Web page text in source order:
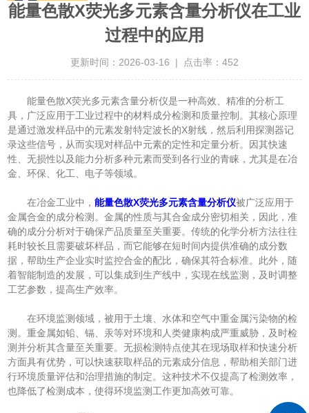
能量色散X荧光多元素含量分析仪在工业
过程中的应用
更新时间：2026-03-16 | 点击率：452
能量色散X荧光多元素含量分析仪是一种高效、精准的分析工
具，广泛应用于工业过程中的材料成分检测和质量控制。其核心原理
是通过激发样品中的元素发射特定波长的X射线，然后利用探测器记
录这些信号，从而实现对样品中元素的定性和定量分析。因其快速
性、无损性以及能力分析多种元素而受到各行业的青睐，尤其是在冶
金、环保、化工、电子等领域。
在冶金工业中，能量色散X荧光多元素含量分析仪被广泛应用于
金属合金的成分检测。金属的性质与其合金成分密切相关，因此，准
确的成分分析对于确保产品质量至关重要。传统的化学分析方法往往
耗时较长且需要破坏样品，而它能够在短时间内提供准确的成分数
据，帮助生产企业实时监控合金的配比，确保其符合标准。此外，随
着智能制造的发展，可以集成到生产线中，实现在线监测，及时调整
工艺参数，提高生产效率。
在环境监测领域，被用于土壤、水体和空气中重金属污染物的检
测。重金属如铅、镉、汞等对环境和人类健康构成严重威胁，及时检
测并分析其含量至关重要。无损检测特点使其在现场取样和快速分析
方面具有优势，可以快速获取样品的元素成分信息，帮助相关部门进
行环境质量评估和治理措施的制定。这种技术不仅提高了检测效率，
也降低了检测成本，使得环境监测工作更加高效可靠。